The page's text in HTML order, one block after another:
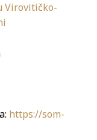
Virovitičko-
https://som-